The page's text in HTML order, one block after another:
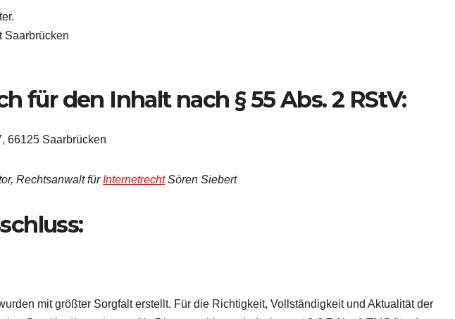
Saarbrücken
für den Inhalt nach § 55 Abs. 2 RStV:
66125 Saarbrücken
Rechtsanwalt fürInternetrechtSören Siebert
mit größter Sorgfalt erstellt. Für die Richtigkeit, Vollständigkeit und Aktualität der